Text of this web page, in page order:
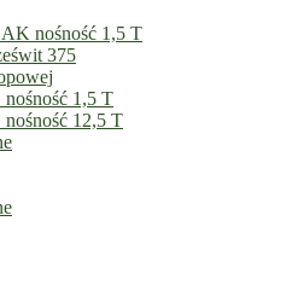
nośność 1,5 T
375
nośność 1,5 T
nośność 12,5 T